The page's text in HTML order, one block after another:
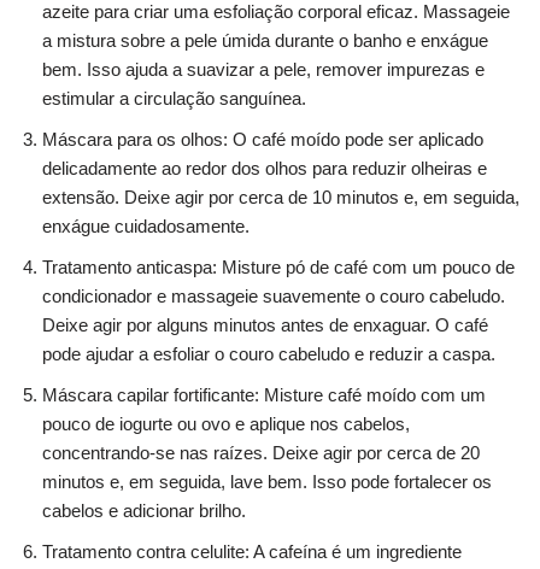
azeite para criar uma esfoliação corporal eficaz. Massageie
a mistura sobre a pele úmida durante o banho e enxágue
bem. Isso ajuda a suavizar a pele, remover impurezas e
estimular a circulação sanguínea.
Máscara para os olhos: O café moído pode ser aplicado
delicadamente ao redor dos olhos para reduzir olheiras e
extensão. Deixe agir por cerca de 10 minutos e, em seguida,
enxágue cuidadosamente.
Tratamento anticaspa: Misture pó de café com um pouco de
condicionador e massageie suavemente o couro cabeludo.
Deixe agir por alguns minutos antes de enxaguar. O café
pode ajudar a esfoliar o couro cabeludo e reduzir a caspa.
Máscara capilar fortificante: Misture café moído com um
pouco de iogurte ou ovo e aplique nos cabelos,
concentrando-se nas raízes. Deixe agir por cerca de 20
minutos e, em seguida, lave bem. Isso pode fortalecer os
cabelos e adicionar brilho.
Tratamento contra celulite: A cafeína é um ingrediente